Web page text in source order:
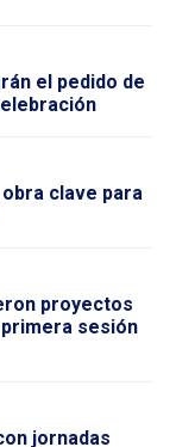
el pedido de
clave para
proyectos
sesión
jornadas